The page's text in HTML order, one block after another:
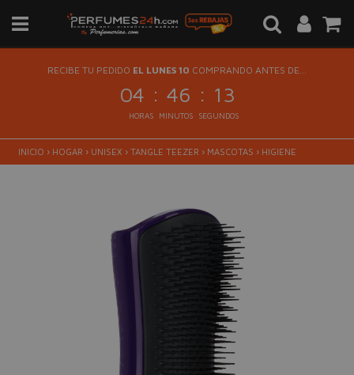
RECIBE TU PEDIDO EL LUNES 10 COMPRANDO ANTES DE...
04 : 46 : 13
HORAS MINUTOS SEGUNDOS
INICIO › HOGAR › UNISEX › TANGLE TEEZER › MASCOTAS › HIGIENE